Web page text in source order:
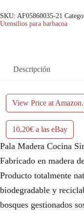
SKU: AF05860035-21
Utensilios para barbacoa
Descripción
View Price at
10,20€ a las eBay
Pala Madera Cocina
Fabricado en madera
Producto totalmente
biodegradable y
bosques gestionados